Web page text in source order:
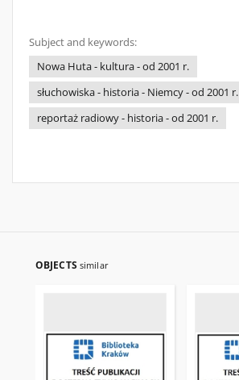
Subject and keywords:
Nowa Huta - kultura - od 2001 r.
słuchowiska - historia - Niemcy - od 2001 r.
reportaż radiowy - historia - od 2001 r.
OBJECTS similar